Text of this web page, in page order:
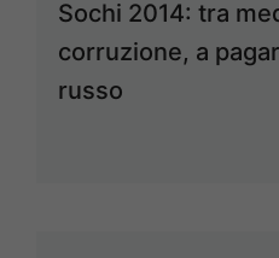
Sochi 2014: tra
corruzione, a
russo